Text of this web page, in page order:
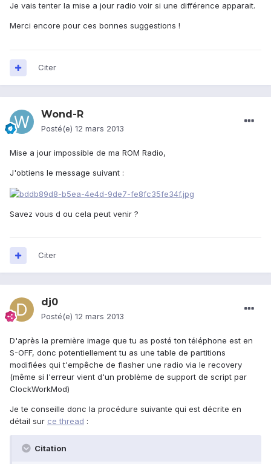
Je vais tenter la mise a jour radio voir si une différence apparait.
Merci encore pour ces bonnes suggestions !
Citer
Wond-R
Posté(e) 12 mars 2013
Mise a jour impossible de ma ROM Radio,
J'obtiens le message suivant :
Savez vous d ou cela peut venir ?
Citer
dj0
Posté(e) 12 mars 2013
D'après la première image que tu as posté ton téléphone est en
S-OFF, donc potentiellement tu as une table de partitions
modifiées qui t'empêche de flasher une radio via le recovery
(même si l'erreur vient d'un problème de support de script par
ClockWorkMod)
Je te conseille donc la procédure suivante qui est décrite en
détail sur ce thread :
Citation